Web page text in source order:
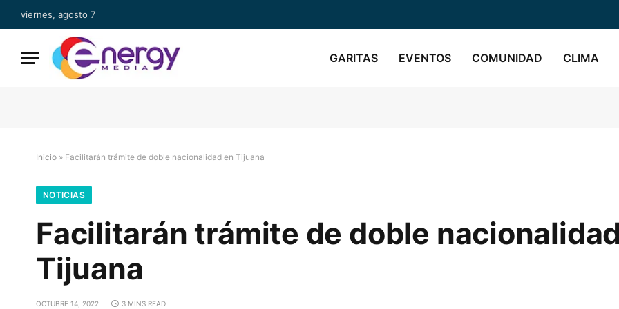
viernes, agosto 7
GARITAS EVENTOS COMUNIDAD CLIMA
Inicio » Facilitarán trámite de doble nacionalidad en Tijuana
NOTICIAS
Facilitarán trámite de doble
Tijuana
OCTUBRE 14, 2022 3 MINS READ